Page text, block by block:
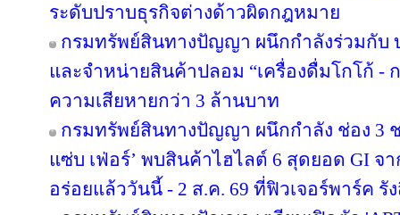
ระดับปราบธุรกิจต่างด้าวผิดกฎหมาย
กรมทรัพย์สินทางปัญญา ผนึกกำลังร่วมกับ
และจำหน่ายสินค้าปลอม “เครื่องดื่มโกโก้ -
ความเสียหายกว่า 3 ล้านบาท
กรมทรัพย์สินทางปัญญา ผนึกกำลัง ช่อง 3
แซ่บ เฟ่อร์’ พบสินค้าไฮไลต์ 6 สุดยอด GI จ
อร่อยแล้ววันนี้ - 2 ส.ค. 69 ที่ฟิวเจอร์พาร์ค รั